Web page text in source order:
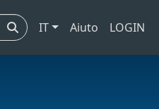
IT Aiuto LOGIN